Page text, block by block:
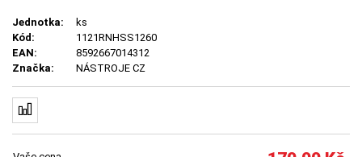
Jednotka:
ks
Kód:
1121RNHSS1260
EAN:
8592667014312
Značka:
NÁSTROJE CZ